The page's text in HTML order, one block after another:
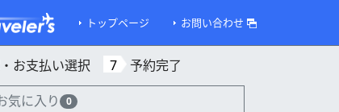
トップページ お問い合わせ
お支払い選択 7
予約完了
気に入り
0